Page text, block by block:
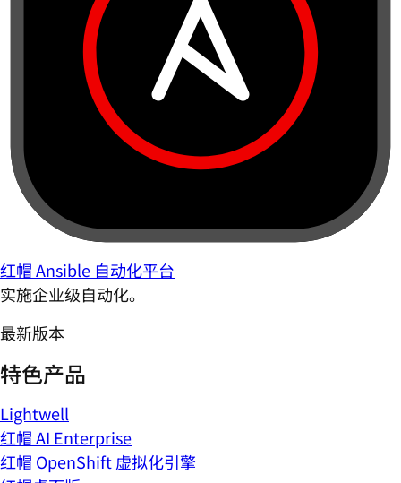
红帽 Ansible 自动化平台
实施企业级自动化。
最新版本
特色产品
Lightwell
红帽 AI Enterprise
红帽 OpenShift 虚拟化引擎